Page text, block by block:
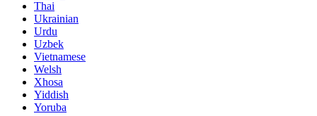
Thai
Ukrainian
Urdu
Uzbek
Vietnamese
Welsh
Xhosa
Yiddish
Yoruba